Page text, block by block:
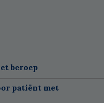
beroep
patiënt met